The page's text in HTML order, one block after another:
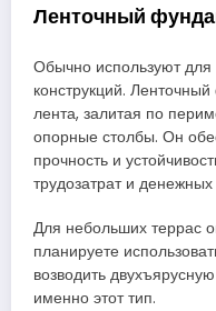
Ленточный
Обычно используют
конструкций.
лента, залитая по
опорные столбы. Он
прочность и
трудозатрат и
Для небольших террас
планируете
возводить
именно этот тип.